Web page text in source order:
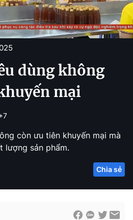
dùng không
mại
còn ưu tiên khuyến mại mà
lượng sản phẩm.
Chia sẻ